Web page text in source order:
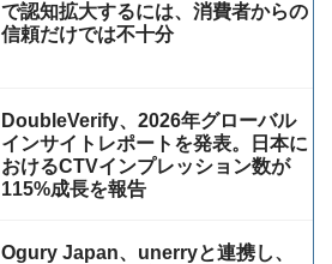
で認知拡大するには、消費者からの
信頼だけでは不十分
DoubleVerify、2026年グローバル
インサイトレポートを発表。日本に
おけるCTVインプレッション数が
115%成⻑を報告
Ogury Japan、unerryと連携し、